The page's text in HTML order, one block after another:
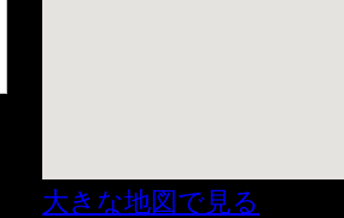
大きな地図で見る